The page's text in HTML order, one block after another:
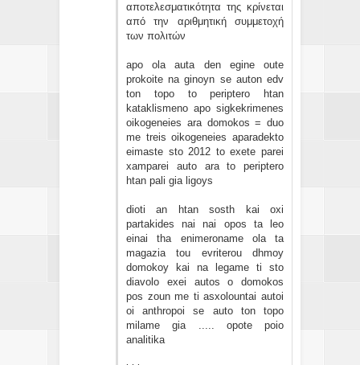
αποτελεσματικότητα της κρίνεται
από την αριθμητική συμμετοχή
των πολιτών
apo ola auta den egine oute
prokoite na ginoyn se auton edv
ton topo to periptero htan
kataklismeno apo sigkekrimenes
oikogeneies ara domokos = duo
me treis oikogeneies aparadekto
eimaste sto 2012 to exete parei
xamparei auto ara to periptero
htan pali gia ligoys
dioti an htan sosth kai oxi
partakides nai nai opos ta leo
einai tha enimeroname ola ta
magazia tou evriterou dhmoy
domokoy kai na legame ti sto
diavolo exei autos o domokos
pos zoun me ti asxolountai autoi
oi anthropoi se auto ton topo
milame gia ..... opote poio
analitika